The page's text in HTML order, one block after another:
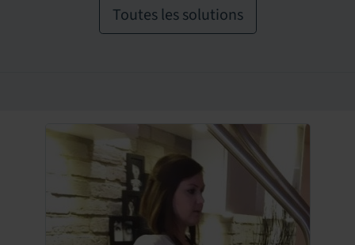
Toutes les solutions